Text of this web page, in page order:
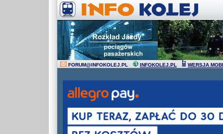
FORUM@INFOKOLEJ.PL INFOKOLEJ.PL WERSJA